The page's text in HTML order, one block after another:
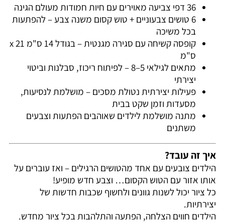
36 דפי צביעה מאוירים עם חיות חמודות מעולם הגינה
6 טושים צבעוניים + טוש קסום משנה צבע – להפתעות
בכל משיכה
קופסה קשיחה עם סגירה מגנטית – בגודל 14 ס"מ x 21
ס"מ
מתאים לגילאי 5–8 – לפיתוח ריכוז, סבלנות וביטוי
יצירתי
פעילות יצירתית נטולת מסכים – מושלמת לנסיעות,
מסעדות וזמן שקט בבית
מתנה מושלמת לילדים שאוהבים הפתעות וצבעים
משתנים
איך זה עובד?
הילדים צובעים עם אחד מהטושים הרגילים – ואז עוברים על
אותו אזור עם הטוש הקסום… וצבע חדש מופיע!
כל ציור יכול לשנות גוונים ולחשוף שכבות חדשות של
יצירתיות.
הילדים חווים הצלחה, הפתעה והתלהבות בכל ציור מחדש.